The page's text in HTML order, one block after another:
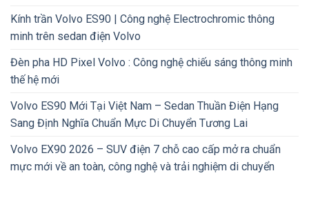
Kính trần Volvo ES90 | Công nghệ Electrochromic thông
minh trên sedan điện Volvo
Đèn pha HD Pixel Volvo : Công nghệ chiếu sáng thông minh
thế hệ mới
Volvo ES90 Mới Tại Việt Nam – Sedan Thuần Điện Hạng
Sang Định Nghĩa Chuẩn Mực Di Chuyển Tương Lai
Volvo EX90 2026 – SUV điện 7 chỗ cao cấp mở ra chuẩn
mực mới về an toàn, công nghệ và trải nghiệm di chuyển